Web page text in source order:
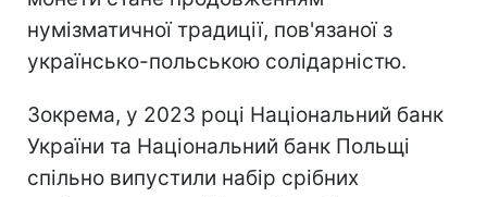
нумізматичної традиції, пов'язаної з
українсько-польською солідарністю.
Зокрема, у 2023 році Національний банк
України та Національний банк Польщі
спільно випустили набір срібних